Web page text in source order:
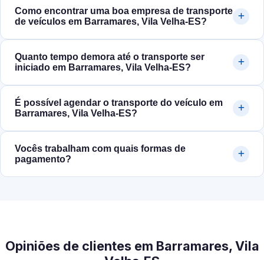
Como encontrar uma boa empresa de transporte
de veículos em Barramares, Vila Velha‑ES?
Quanto tempo demora até o transporte ser
iniciado em Barramares, Vila Velha‑ES?
É possível agendar o transporte do veículo em
Barramares, Vila Velha‑ES?
Vocês trabalham com quais formas de
pagamento?
Opiniões de clientes em Barramares, Vila